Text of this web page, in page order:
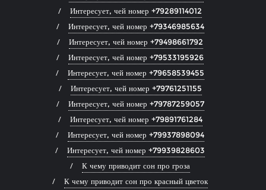
Интересует, чей номер +79289114012
Интересует, чей номер +79346985634
Интересует, чей номер +79498661792
Интересует, чей номер +79533195926
Интересует, чей номер +79658539455
Интересует, чей номер +79761251155
Интересует, чей номер +79787259057
Интересует, чей номер +79891761284
Интересует, чей номер +79937898094
Интересует, чей номер +79939828603
К чему приводит сон про гроза
К чему приводит сон про красный цветок